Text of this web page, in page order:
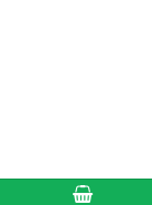
In den